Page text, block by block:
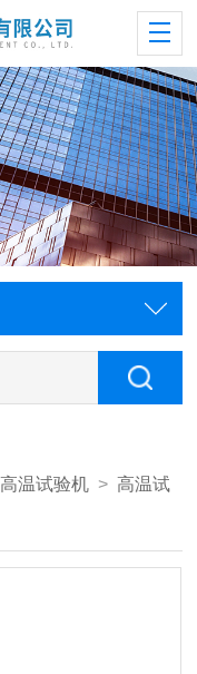
高温试验机 >高温试